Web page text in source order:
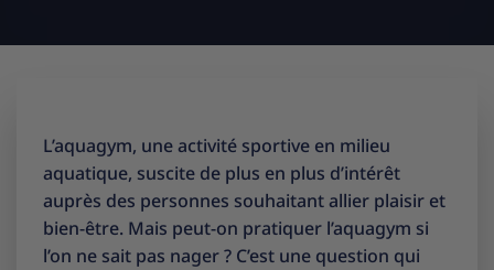
L’aquagym, une activité sportive en milieu
aquatique, suscite de plus en plus d’intérêt
auprès des personnes souhaitant allier plaisir et
bien-être. Mais peut-on pratiquer l’aquagym si
l’on ne sait pas nager ? C’est une question qui